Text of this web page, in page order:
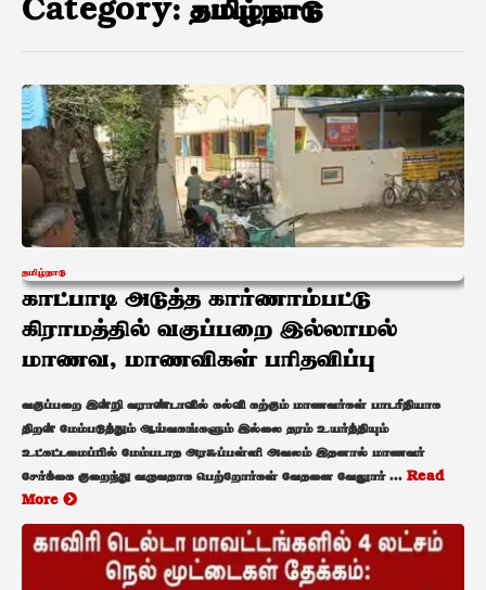
Category:தமிழ்நாடு
தமிழ்நாடு
காட்பாடி அடுத்த கார்ணாம்பட்டு
கிராமத்தில் வகுப்பறை இல்லாமல்
மாணவ, மாணவிகள் பரிதவிப்பு
வகுப்பறை இன்றி வராண்டாவில் கல்வி கற்கும் மாணவர்கள் பாடரீதியாக
திறன் மேம்படுத்தும் ஆய்வகங்களும் இல்லை தரம் உயர்த்தியும்
உட்கட்டமைப்பில் மேம்படாத அரசுப்பள்ளி அவலம் இதனால் மாணவர்
சேர்க்கை குறைந்து வருவதாக பெற்றோர்கள் வேதனை வேலுார் ... Read
More